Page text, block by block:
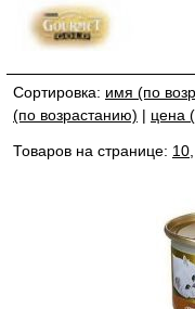
Сортировка: имя (по
(по возрастанию) | цена
Товаров на странице: 10